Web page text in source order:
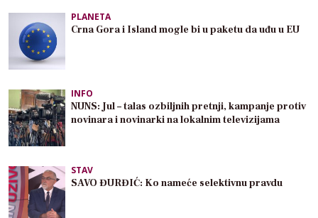
PLANETA
Crna Gora i Island mogle bi u paketu da uđu u EU
INFO
NUNS: Jul – talas ozbiljnih pretnji, kampanje protiv
novinara i novinarki na lokalnim televizijama
STAV
SAVO ĐURĐIĆ: Ko nameće selektivnu pravdu